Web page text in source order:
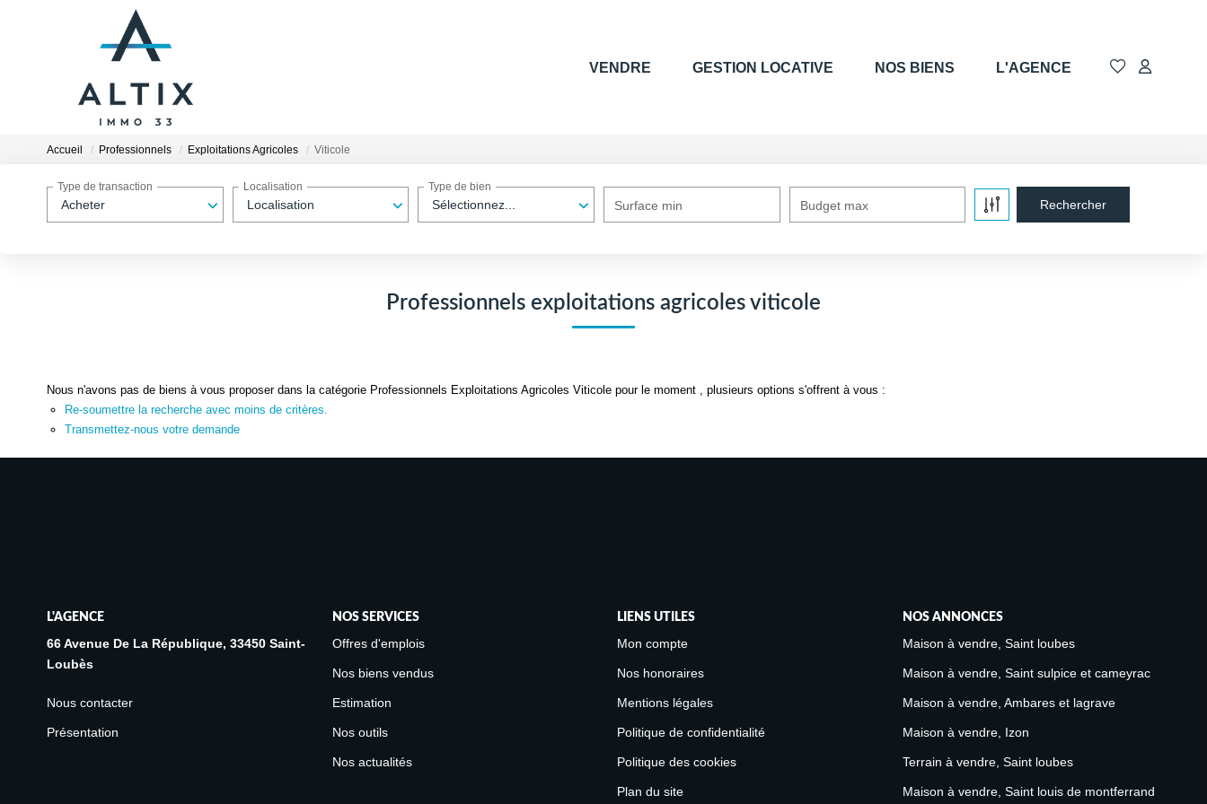
VENDRE GESTION LOCATIVE NOS BIENS L'AGENCE
Accueil Professionnels Exploitations Agricoles Viticole
Acheter
Type de transaction
Localisation
Localisation
Sélectionnez...
Type de bien
Surface min Budget max
Professionnels exploitations agricoles viticole
Nous n'avons pas de biens à vous proposer dans la catégorie Professionnels Exploitations Agricoles Viticole pour le moment , plusieurs options s'offrent à vous :
Re-soumettre la recherche avec moins de critères.
Transmettez-nous votre demande
L'AGENCE
66 Avenue De La République, 33450 Saint-
Loubès
Nous contacter
Présentation
NOS SERVICES
Offres d'emplois
Nos biens vendus
Estimation
Nos outils
Nos actualités
LIENS UTILES
Mon compte
Nos honoraires
Mentions légales
Politique de confidentialité
Politique des cookies
Plan du site
NOS ANNONCES
Maison à vendre, Saint loubes
Maison à vendre, Saint sulpice et cameyrac
Maison à vendre, Ambares et lagrave
Maison à vendre, Izon
Terrain à vendre, Saint loubes
Maison à vendre, Saint louis de montferrand